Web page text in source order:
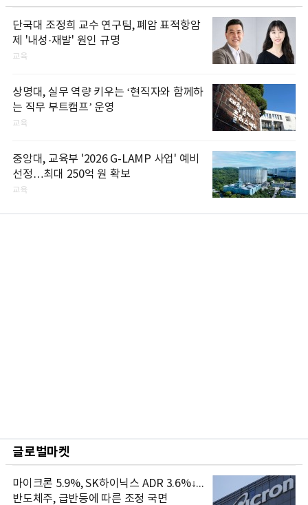
단국대 조정희 교수 연구팀, 폐암 표적항암
제 '내성·재발' 원인 규명
교육
상명대, 실무 역량 키우는 ‘현직자와 함께하
는 직무 부트캠프’ 운영
교육
중앙대, 교육부 '2026 G-LAMP 사업' 예비
선정…최대 250억 원 확보
교육
글로벌마켓
마이크론 5.9%, SK하이닉스 ADR 3.6%↓...
반도체주, 급반등에 따른 조정 국면